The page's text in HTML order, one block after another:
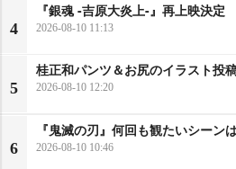
4
『銀魂 -吉原大炎上-』再上映決定
2026-08-10 11:13
5
桂正和パンツ＆お尻のイラスト投
2026-08-10 12:20
6
『鬼滅の刃』何回も観たいシーン
2026-08-10 10:46